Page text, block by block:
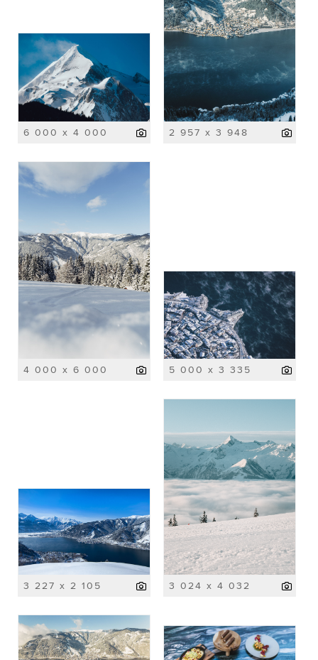
6 000 x 4 000 2 957 x 3 948
4 000 x 6 000 5 000 x 3 335
3 227 x 2 105 3 024 x 4 032